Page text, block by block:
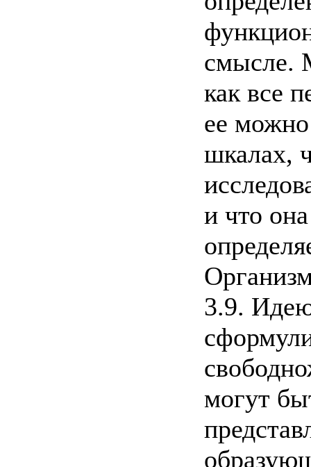
смысле.
как все
ее можно
шкалах,
и что
3.9.
могут